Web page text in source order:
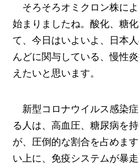
そろそろオミクロン株に
始まりましたね。酸化、糖
て、今日はいよいよ、日本
んどに関与している、慢性
えたいと思います。
新型コロナウイルス感染
る人は、高血圧、糖尿病を
が、圧倒的な割合を占めま
い上に、免疫システムが暴